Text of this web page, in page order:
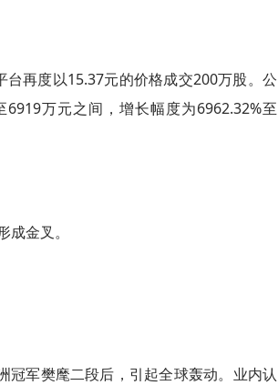
再度以15.37元的价格成交200万股。公
万元之间，增长幅度为6962.32%至
成金叉。
军樊麾二段后，引起全球轰动。业内认